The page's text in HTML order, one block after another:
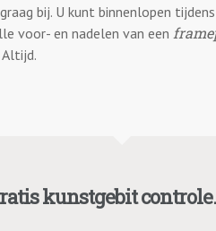
bij. U kunt binnenlopen
voor- en nadelen van een
kunstgebit controle.